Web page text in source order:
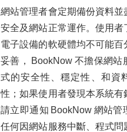
網站管理者會定期備份資料並
安全及網站正常運作。使用者
電子設備的軟硬體均不可能百
妥善，
BookNow 不擔保網站
式的安全性、穩定性、和資
性；如果使用者發現本系統有
請立即通知 BookNow 網站管
任何因網站服務中斷、程式問